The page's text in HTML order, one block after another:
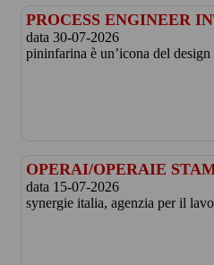
PROCESS ENGINEER
data 30-07-2026
pininfarina è un’icona del
OPERAI/OPERAIE
data 15-07-2026
synergie italia, agenzia per il